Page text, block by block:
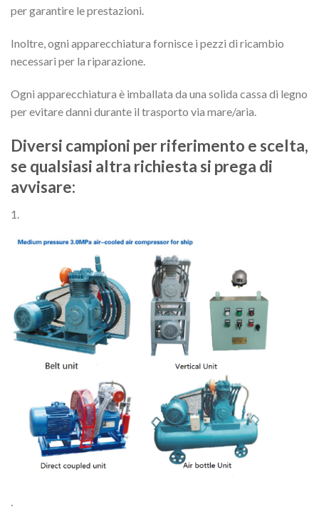
per garantire le prestazioni.
Inoltre, ogni apparecchiatura fornisce i pezzi di ricambio
necessari per la riparazione.
Ogni apparecchiatura è imballata da una solida cassa di legno
per evitare danni durante il trasporto via mare/aria.
Diversi campioni per riferimento e scelta,
se qualsiasi altra richiesta si prega di
avvisare:
1.
.